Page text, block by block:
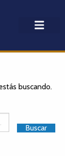
buscando.